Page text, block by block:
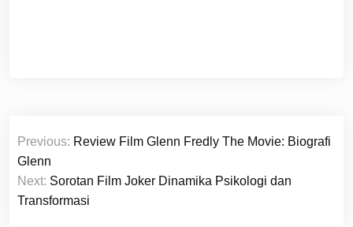
Post
navigation
Previous: Review Film Glenn Fredly The Movie: Biografi
Glenn
Next: Sorotan Film Joker Dinamika Psikologi dan
Transformasi